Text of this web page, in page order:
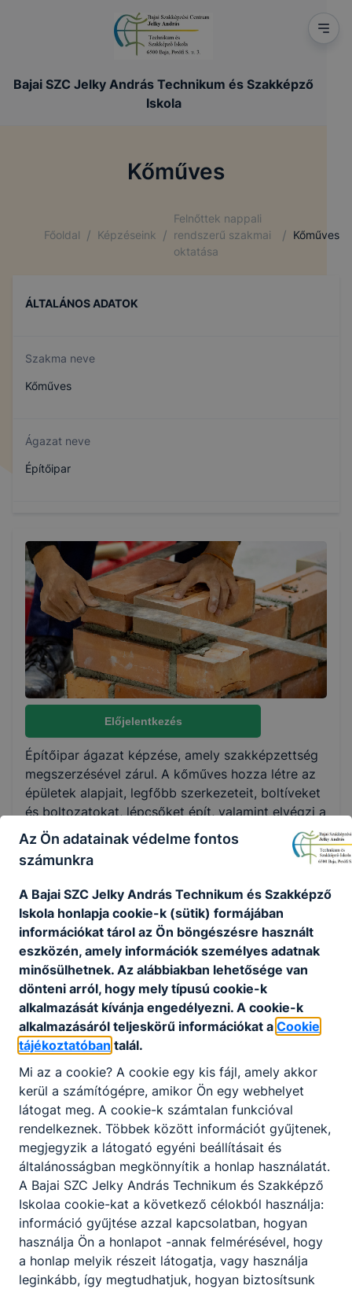
Bajai SZC Jelky András Technikum és Szakképző
Iskola
Kőműves
Főoldal / Képzéseink /
Felnőttek nappali
rendszerű szakmai
oktatása
/ Kőműves
ÁLTALÁNOS ADATOK
Szakma neve
Kőműves
Ágazat neve
Építőipar
407320608
Képzés időtartama
3 év
Választható szakmairányok:
Nem válaszható
KKK/PTT
KKK letöltése (pdf)
PTT letöltése (pdf)
Okleveles technikusképzés
Előjelentkezés
Építőipar ágazat képzése, amely szakképzettség
megszerzésével zárul. A kőműves hozza létre az
épületek alapjait, legfőbb szerkezeteit, boltíveket
és boltozatokat, lépcsőket épít, valamint elvégzi a
külső és belső vakolást. Keze nyomán lesz a
tervből valóságos szerkezet. Ezt követően
előkészíti az épület befejezéséhez szükséges
egyéb építőipari burkolási, szerelési, asztalos és
festési munkálatokat.
Ajánlott minden ﬁatal számára, aki vágyat érez
arra, hogy maradandót alkosson, és ezért akár
hajlandó fáradságos munkát végezni. Ajánljuk
azoknak a ﬁataloknak, akik ezzel a munkával
stabil megélhetést szeretnének biztosítani
maguknak. Az építőipar és a kőműves szakma
versenyképes lehetőség, hiszen építkezők és
építkezések mindig is voltak és lesznek,
kőművesekre mindig szükség lesz.
KOMPETENCIAELVÁRÁS
Ügyes mozgás, állóképesség, jó ﬁzikum, jó
szemmérték és térlátás, kézügyesség,
csapatmunka. Hajlam az új innovatív technológiák
megismerésére és elsajátítására.
A SZAKKÉPZETTSÉGGEL RENDELKEZŐ
Az Ön adatainak védelme fontos
számunkra
A Bajai SZC Jelky András Technikum és Szakképző
Iskola honlapja cookie-k (sütik) formájában
információkat tárol az Ön böngészésre használt
eszközén, amely információk személyes adatnak
minősülhetnek. Az alábbiakban lehetősége van
dönteni arról, hogy mely típusú cookie-k
alkalmazását kívánja engedélyezni. A cookie-k
alkalmazásáról teljeskörű információkat a Cookie
tájékoztatóban talál.
Mi az a cookie? A cookie egy kis fájl, amely akkor
kerül a számítógépre, amikor Ön egy webhelyet
látogat meg. A cookie-k számtalan funkcióval
rendelkeznek. Többek között információt gyűjtenek,
megjegyzik a látogató egyéni beállításait és
általánosságban megkönnyítik a honlap használatát.
A Bajai SZC Jelky András Technikum és Szakképző
Iskolaa cookie-kat a következő célokból használja:
információ gyűjtése azzal kapcsolatban, hogyan
használja Ön a honlapot -annak felmérésével, hogy
a honlap melyik részeit látogatja, vagy használja
leginkább, így megtudhatjuk, hogyan biztosítsunk